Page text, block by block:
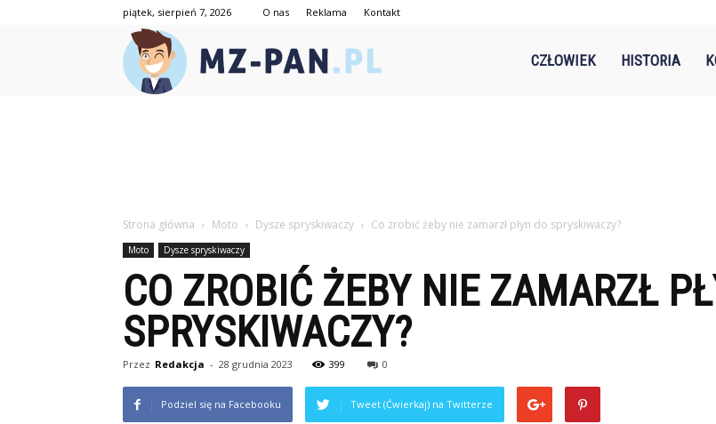
piątek, sierpień 7, 2026 O nas Reklama Kontakt
CZŁOWIEK HISTORIA
Strona główna Moto Dysze spryskiwaczy Co zrobić żeby nie zamarzł płyn do spryskiwaczy?
Moto Dysze spryskiwaczy
CO ZROBIĆ ŻEBY NIE ZAMARZŁ
SPRYSKIWACZY?
Przez Redakcja - 28 grudnia 2023 399 0
Podziel się na Facebooku Tweet (Ćwierkaj) na Twitterze